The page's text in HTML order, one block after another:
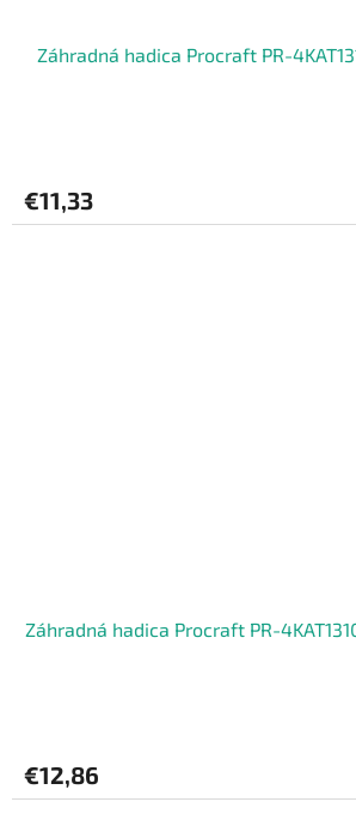
Záhradná hadica Procraft PR-
€11,33
Záhradná hadica Procraft PR-
€12,86